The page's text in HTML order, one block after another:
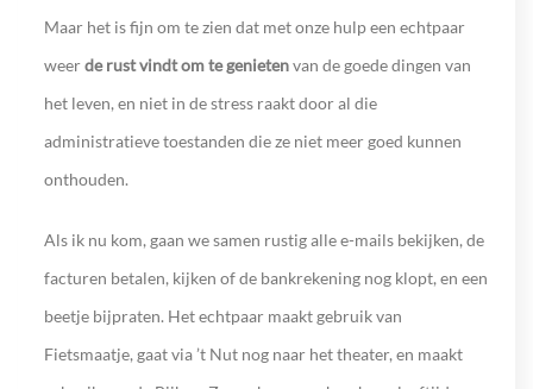
Maar het is fijn om te zien dat met onze hulp een echtpaar
weerde rust vindt om te genieten van de goede dingen van
het leven, en niet in de stress raakt door al die
administratieve toestanden die ze niet meer goed kunnen
onthouden.
Als ik nu kom, gaan we samen rustig alle e-mails bekijken, de
facturen betalen, kijken of de bankrekening nog klopt, en een
beetje bijpraten. Het echtpaar maakt gebruik van
Fietsmaatje, gaat via ’t Nut nog naar het theater, en maakt